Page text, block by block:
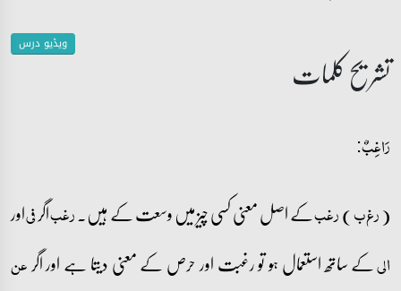
ویڈیو درس تشریح کلمات
رَاغِبٌ:
(ر غ ب)رغبکے اصل معنی کسی چیز میں وسعت کے ہیں۔رغباگرفیاور
الیکے ساتھ استعمال ہو تو رغبت اور حرص کے معنی دیتا ہے اور اگرعن